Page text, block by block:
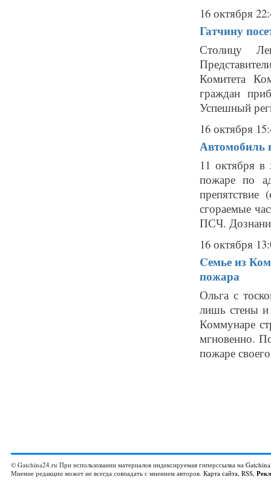
16 октября
Гатчину
Столицу
Комитета
граждан
Успешный
16 октября
Автомобиль
11 октября
пожаре по
сгораемые
ПСЧ.
16 октября
Cемье из
пожара
Ольга с
лишь стены
Коммунаре
мгновенно.
пожаре
© Gatchina24.ru При использовании материалов индексируемая гиперссылка на
Мнение редакции может не всегда совпадать с мнением авторов. Карта сайта, RSS,